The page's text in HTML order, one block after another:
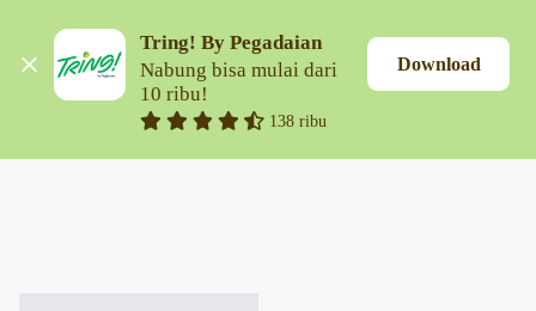
Tring! By Pegadaian
Nabung bisa mulai dari
10 ribu!
138 ribu
Download